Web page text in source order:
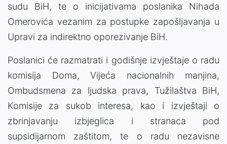
sudu BiH, te o inicijativama poslanika Nihada
Omerovića vezanim za postupke zapošljavanja u
Upravi za indirektno oporezivanje BiH.
Poslanici će razmatrati i godišnje izvještaje o radu
komisija Doma, Vijeća nacionalnih manjina,
Ombudsmena za ljudska prava, Tužilaštva BiH,
Komisije za sukob interesa, kao i izvještaji o
zbrinjavanju izbjeglica i stranaca pod
supsidijarnom zaštitom, te o radu nezavisne